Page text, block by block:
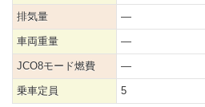
排気量 ―
車両重量 ―
JCO8モード燃費 ―
乗車定員 5